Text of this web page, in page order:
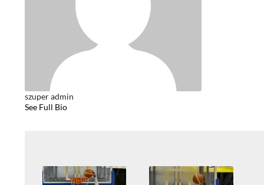
szuper admin
See Full Bio